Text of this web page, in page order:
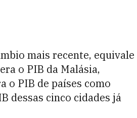
mais recente, equivale
o PIB da Malásia,
o PIB de países como
dessas cinco cidades já